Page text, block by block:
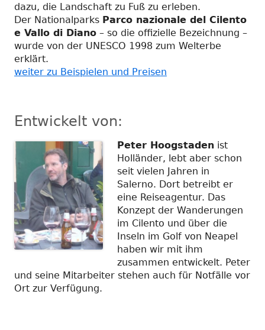
dazu, die Landschaft zu Fuß zu erleben.
Der Nationalparks Parco nazionale del Cilento
e Vallo di Diano – so die offizielle Bezeichnung –
wurde von der UNESCO 1998 zum Welterbe
erklärt.
weiter zu Beispielen und Preisen
Entwickelt von:
Peter Hoogstaden ist
Holländer, lebt aber schon
seit vielen Jahren in
Salerno. Dort betreibt er
eine Reiseagentur. Das
Konzept der Wanderungen
im Cilento und über die
Inseln im Golf von Neapel
haben wir mit ihm
zusammen entwickelt. Peter
und seine Mitarbeiter stehen auch für Notfälle vor
Ort zur Verfügung.